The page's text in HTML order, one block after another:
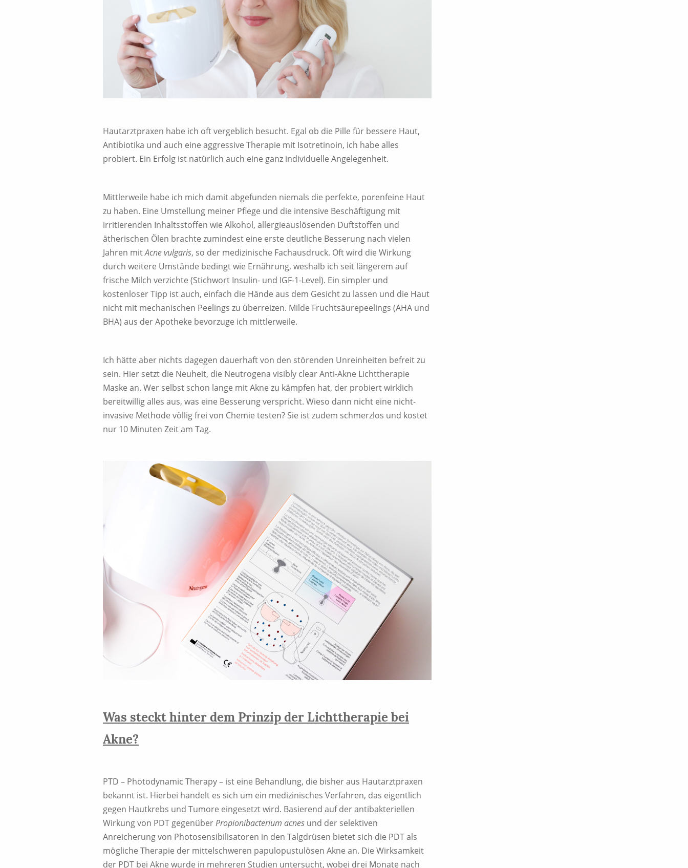
Hautarztpraxen habe ich oft vergeblich besucht. Egal ob die Pille für bessere Haut,
Antibiotika und auch eine aggressive Therapie mit Isotretinoin, ich habe alles
probiert. Ein Erfolg ist natürlich auch eine ganz individuelle Angelegenheit.
Mittlerweile habe ich mich damit abgefunden niemals die perfekte, porenfeine Haut
zu haben. Eine Umstellung meiner Pflege und die intensive Beschäftigung mit
irritierenden Inhaltsstoffen wie Alkohol, allergieauslösenden Duftstoffen und
ätherischen Ölen brachte zumindest eine erste deutliche Besserung nach vielen
Jahren mitAcne vulgaris, so der medizinische Fachausdruck. Oft wird die Wirkung
durch weitere Umstände bedingt wie Ernährung, weshalb ich seit längerem auf
frische Milch verzichte (Stichwort Insulin- und IGF-1-Level). Ein simpler und
kostenloser Tipp ist auch, einfach die Hände aus dem Gesicht zu lassen und die Haut
nicht mit mechanischen Peelings zu überreizen. Milde Fruchtsäurepeelings (AHA und
BHA) aus der Apotheke bevorzuge ich mittlerweile.
Ich hätte aber nichts dagegen dauerhaft von den störenden Unreinheiten befreit zu
sein. Hier setzt die Neuheit, die Neutrogena visibly clear Anti-Akne Lichttherapie
Maske an. Wer selbst schon lange mit Akne zu kämpfen hat, der probiert wirklich
bereitwillig alles aus, was eine Besserung verspricht. Wieso dann nicht eine nicht-
invasive Methode völlig frei von Chemie testen? Sie ist zudem schmerzlos und kostet
nur 10 Minuten Zeit am Tag.
Was steckt hinter dem Prinzip der Lichttherapie bei
Akne?
PTD – Photodynamic Therapy – ist eine Behandlung, die bisher aus Hautarztpraxen
bekannt ist. Hierbei handelt es sich um ein medizinisches Verfahren, das eigentlich
gegen Hautkrebs und Tumore eingesetzt wird. Basierend auf der antibakteriellen
Wirkung von PDT gegenüberPropionibacterium acnes und der selektiven
Anreicherung von Photosensibilisatoren in den Talgdrüsen bietet sich die PDT als
mögliche Therapie der mittelschweren papulopustulösen Akne an. Die Wirksamkeit
der PDT bei Akne wurde in mehreren Studien untersucht, wobei drei Monate nach